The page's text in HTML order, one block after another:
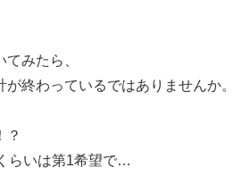
みたら、
終わっているではありませんか。
？
らいは第1希望で…